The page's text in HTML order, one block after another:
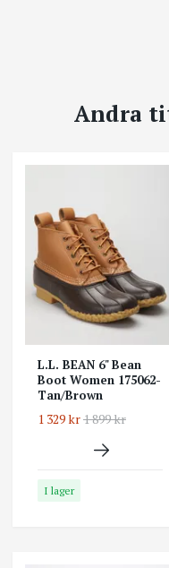
Andra
L.L. BEAN 6" Bean
Boot Women 175062-
Tan/Brown
1 329 kr1 899 kr
I lager